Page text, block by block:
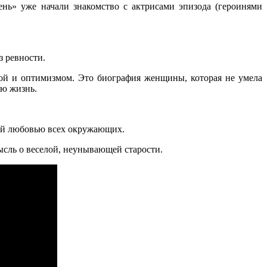
уже начали знакомство с актрисами эпизода (героинями
ревности.
и оптимизмом. Это биография женщины, которая не умела
жизнь.
любовью всех окружающих.
о веселой, неунывающей старости.